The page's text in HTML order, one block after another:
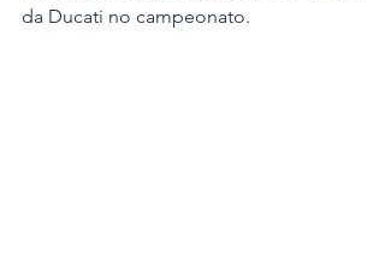
da Ducati no campeonato.